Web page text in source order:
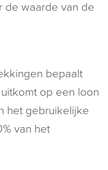
de waarde van de
bepaalt
op een loon
het gebruikelijke
van het